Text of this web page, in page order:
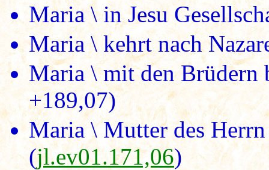
Maria \ in Jesu
Maria \ kehrt nach
Maria \ mit den Brüdern
+189,07)
Maria \ Mutter des
(jl.ev01.171,06)